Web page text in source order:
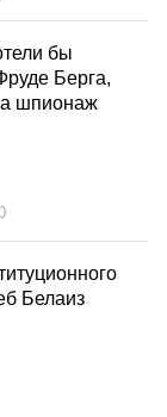
бы
Берга,
шпионаж
Белаиз